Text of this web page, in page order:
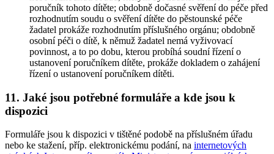
poručník tohoto dítěte; obdobně dočasné svěření do péče před
rozhodnutím soudu o svěření dítěte do pěstounské péče
žadatel prokáže rozhodnutím příslušného orgánu; obdobně
osobní péči o dítě, k němuž žadatel nemá vyživovací
povinnost, a to po dobu, kterou probíhá soudní řízení o
ustanovení poručníkem dítěte, prokáže dokladem o zahájení
řízení o ustanovení poručníkem dítěti.
11. Jaké jsou potřebné formuláře a kde jsou k
dispozici
Formuláře jsou k dispozici v tištěné podobě na příslušném úřadu
nebo ke stažení, příp. elektronickému podání, na internetových